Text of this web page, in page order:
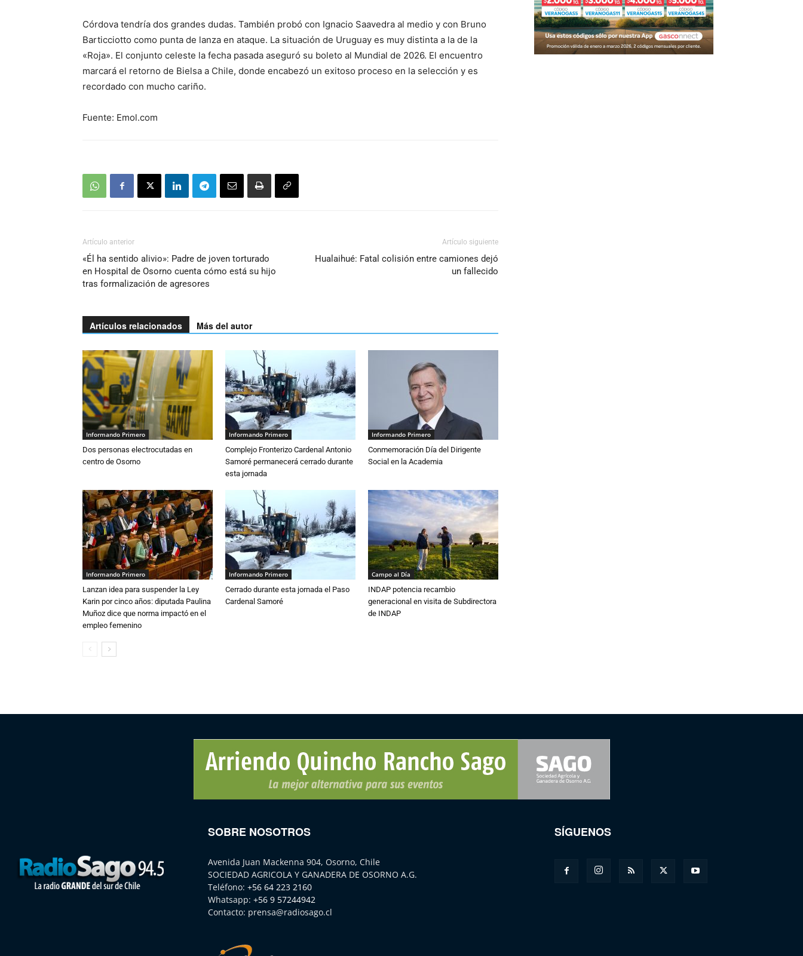
Córdova tendría dos grandes dudas. También probó con Ignacio Saavedra al medio y con Bruno
Barticciotto como punta de lanza en ataque. La situación de Uruguay es muy distinta a la de la
«Roja». El conjunto celeste la fecha pasada aseguró su boleto al Mundial de 2026. El encuentro
marcará el retorno de Bielsa a Chile, donde encabezó un exitoso proceso en la selección y es
recordado con mucho cariño.
Fuente: Emol.com
Artículo anterior
«Él ha sentido alivio»: Padre de joven torturado
en Hospital de Osorno cuenta cómo está su hijo
tras formalización de agresores
Artículo siguiente
Hualaihué: Fatal colisión entre camiones dejó
un fallecido
Artículos relacionados Más del autor
Informando Primero
Dos personas electrocutadas en
centro de Osorno
Informando Primero
Complejo Fronterizo Cardenal Antonio
Samoré permanecerá cerrado durante
esta jornada
Informando Primero
Conmemoración Día del Dirigente
Social en la Academia
Informando Primero
Lanzan idea para suspender la Ley
Karin por cinco años: diputada Paulina
Muñoz dice que norma impactó en el
empleo femenino
Informando Primero
Cerrado durante esta jornada el Paso
Cardenal Samoré
Campo al Día
INDAP potencia recambio
generacional en visita de Subdirectora
de INDAP
SOBRE NOSOTROS
Avenida Juan Mackenna 904, Osorno, Chile
SOCIEDAD AGRICOLA Y GANADERA DE OSORNO A.G.
Teléfono: +56 64 223 2160
Whatsapp: +56 9 57244942
Contacto: prensa@radiosago.cl
SÍGUENOS